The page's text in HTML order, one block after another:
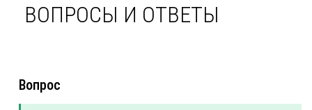
ВОПРОСЫ И ОТВЕТЫ
Вопрос